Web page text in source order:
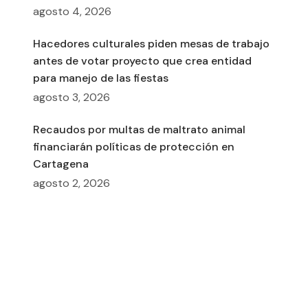
agosto 4, 2026
Hacedores culturales piden mesas de trabajo
antes de votar proyecto que crea entidad
para manejo de las fiestas
agosto 3, 2026
Recaudos por multas de maltrato animal
financiarán políticas de protección en
Cartagena
agosto 2, 2026